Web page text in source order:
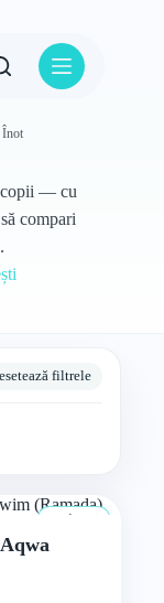
Înot
copii — cu
compari
filtrele
4+ ani